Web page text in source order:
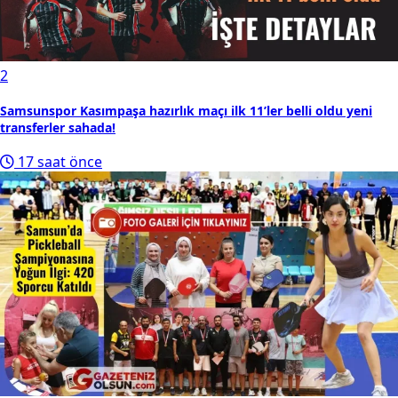
2
Samsunspor Kasımpaşa hazırlık maçı ilk 11’ler belli oldu yeni
transferler sahada!
17 saat önce